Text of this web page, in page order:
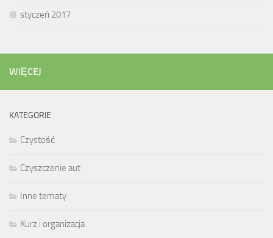
styczeń 2017
WIĘCEJ
KATEGORIE
Czystość
Czyszczenie aut
Inne tematy
Kurz i organizacja